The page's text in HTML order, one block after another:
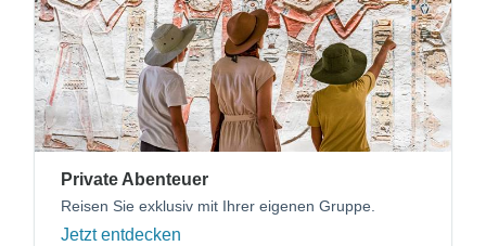
Private Abenteuer
Reisen Sie exklusiv mit Ihrer eigenen Gruppe.
Jetzt entdecken